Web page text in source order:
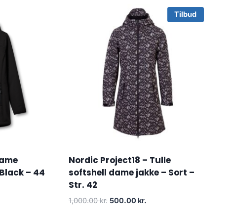
– 44
Tilbud
Nordic Project18 – Tulle
softshell dame jakke – Sort –
Str. 42
1,000.00kr. Original
500.00 kr.Current